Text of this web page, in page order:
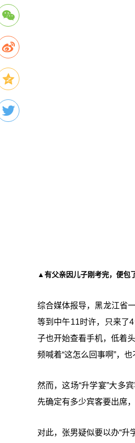
▲有父亲因儿子刚考完，便包
综合媒体报导，黑龙江省
等到中午11时许，只来了
子也开始查看手机，低着
频喊着“这怎么回事啊”，
然而，这场“升学宴”大多
先确定有多少宾客要出席
对此，张男疑似要以办“升